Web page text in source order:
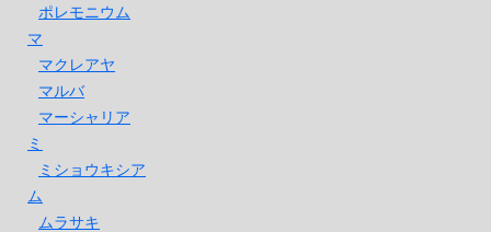
ポレモニウム
マ
マクレアヤ
マルバ
マーシャリア
ミ
ミショウキシア
ム
ムラサキ